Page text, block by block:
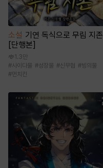
소설 기연 독식으로 무림 지존
[단행본]
1.3만
#사이다물 #성장물 #신무협 #빙의물
#먼치킨